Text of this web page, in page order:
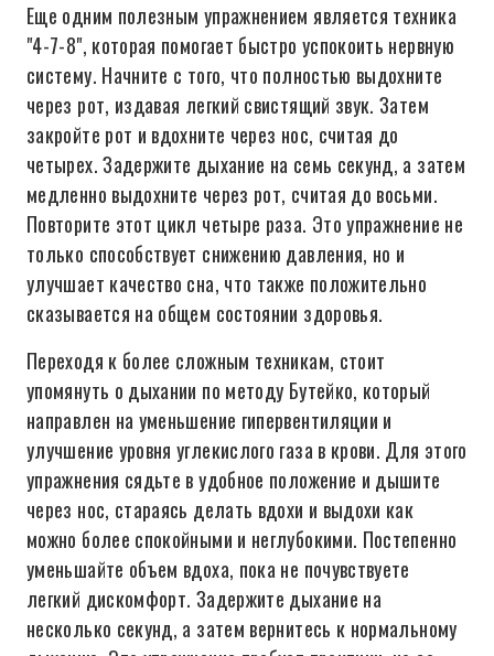
Еще одним полезным упражнением является техника
"4-7-8", которая помогает быстро успокоить нервную
систему. Начните с того, что полностью выдохните
через рот, издавая легкий свистящий звук. Затем
закройте рот и вдохните через нос, считая до
четырех. Задержите дыхание на семь секунд, а затем
медленно выдохните через рот, считая до восьми.
Повторите этот цикл четыре раза. Это упражнение не
только способствует снижению давления, но и
улучшает качество сна, что также положительно
сказывается на общем состоянии здоровья.
Переходя к более сложным техникам, стоит
упомянуть о дыхании по методу Бутейко, который
направлен на уменьшение гипервентиляции и
улучшение уровня углекислого газа в крови. Для этого
упражнения сядьте в удобное положение и дышите
через нос, стараясь делать вдохи и выдохи как
можно более спокойными и неглубокими. Постепенно
уменьшайте объем вдоха, пока не почувствуете
легкий дискомфорт. Задержите дыхание на
несколько секунд, а затем вернитесь к нормальному